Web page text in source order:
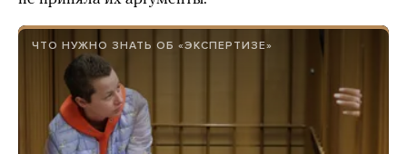
ЧТО НУЖНО ЗНАТЬ ОБ «ЭКСПЕРТИЗЕ»